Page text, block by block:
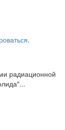
.
радиационной